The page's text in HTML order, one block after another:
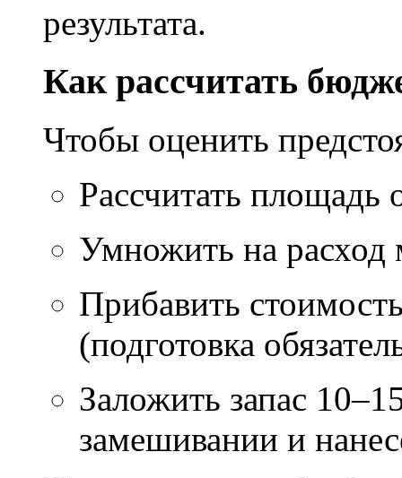
результата.
Как рассчитать
Чтобы оценить
Рассчитать площадь
Умножить на расход
Прибавить
(подготовка
Заложить запас
замешивании и